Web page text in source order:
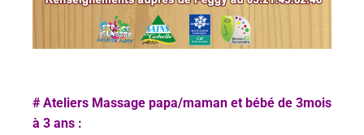
# Ateliers Massage papa/maman et bébé de 3mois
à 3 ans :